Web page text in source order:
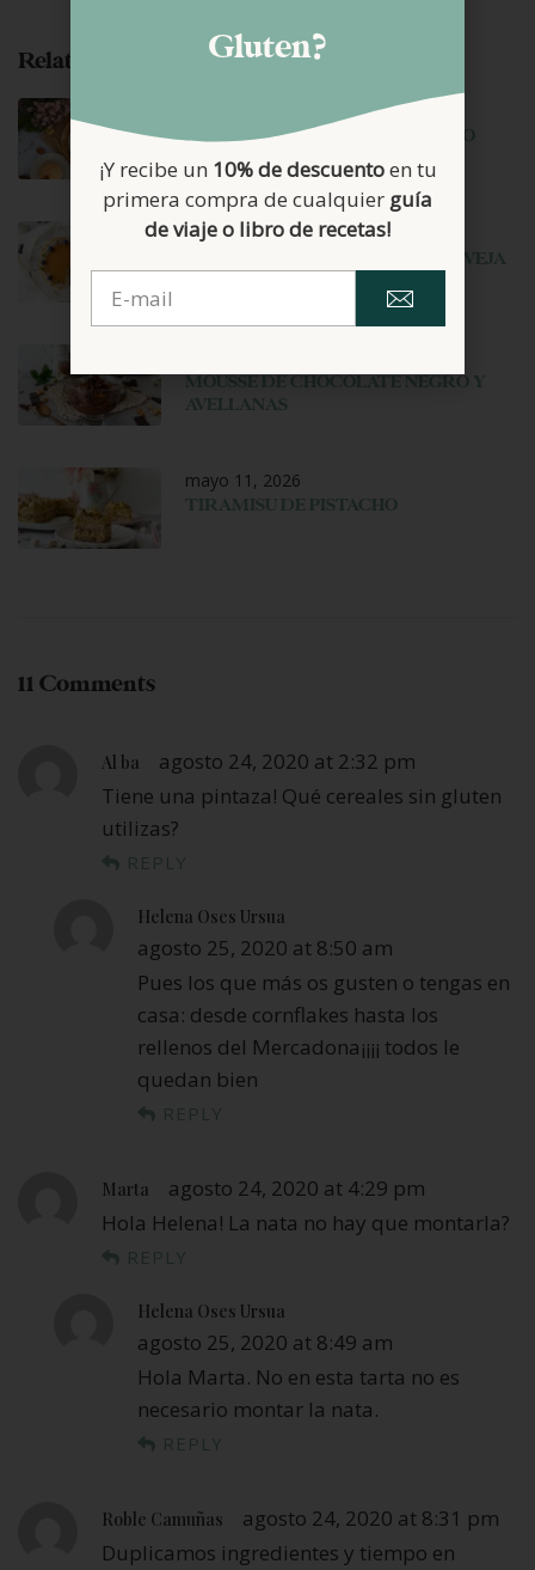
Related Posts
HELADO DE CARAMELO SALADO
junio 22, 2026
TARTA MOUSSE DE YOGUR DE OVEJA
MOUSSE DE CHOCOLATE NEGRO Y
AVELLANAS
mayo 11, 2026
TIRAMISU DE PISTACHO
11 Comments
Al ba
agosto 24, 2020 at 2:32 pm
Tiene una pintaza! Qué cereales sin gluten
utilizas?
REPLY
Helena Oses Ursua
agosto 25, 2020 at 8:50 am
Pues los que más os gusten o tengas en
casa: desde cornflakes hasta los
rellenos del Mercadona¡¡¡¡ todos le
quedan bien
REPLY
Marta
agosto 24, 2020 at 4:29 pm
Hola Helena! La nata no hay que montarla?
REPLY
Helena Oses Ursua
agosto 25, 2020 at 8:49 am
Hola Marta. No en esta tarta no es
necesario montar la nata.
REPLY
Roble Camuñas
agosto 24, 2020 at 8:31 pm
Duplicamos ingredientes y tiempo en
Gluten?
¡Y recibe un 10% de descuentoen tu
primera compra de cualquier guía
de viaje o libro de recetas!